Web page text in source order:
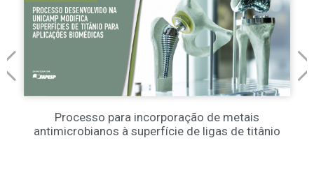
Processo para incorporação de metais
antimicrobianos à superfície de ligas de titânio